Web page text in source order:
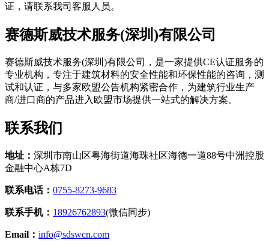
证，请联系我司客服人员。
赛德斯威技术服务(深圳)有限公司
赛德斯威技术服务(深圳)有限公司，是一家提供CE认证服务的
专业机构，专注于建筑材料的安全性能和环保性能的咨询，测
试和认证，与多家欧盟公告机构紧密合作，为建筑行业生产
商/进口商的产品进入欧盟市场提供一站式的解决方案。
联系我们
地址： 深圳市南山区粤海街道海珠社区海德一道88号中洲控股
金融中心A栋7D
联系电话： 0755-8273-9683
联系手机： 18926762893(微信同步)
Email： info@sdswcn.com